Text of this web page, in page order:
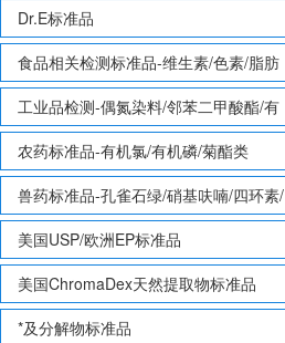
Dr.E标准品
食品相关检测标准品-维生素/色素/脂肪
酸甲酯等
工业品检测-偶氮染料/邻苯二甲酸酯/有
机锡/多溴联苯/多溴联苯醚/多氯联苯
农药标准品-有机氯/有机磷/菊酯类
兽药标准品-孔雀石绿/硝基呋喃/四环素/
磺胺等
美国USP/欧洲EP标准品
美国ChromaDex天然提取物标准品
*及分解物标准品